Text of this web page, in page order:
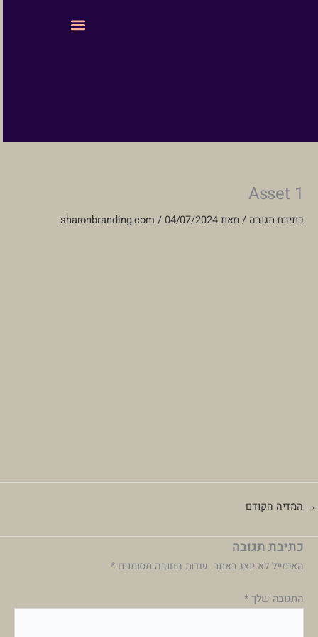
Asset 1
כתיבת תגובה / מאת sharonbranding.com /04/07/2024
→ המדיה הקודם
כתיבת תגובה
האימייל לא יוצג באתר. שדות החובה מסומנים *
התגובה שלך*